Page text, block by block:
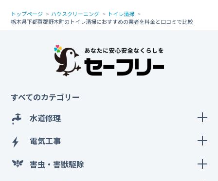
トップページ ハウスクリーニング
トイレ清掃
栃木県下都賀郡野木町のトイレ清掃におすすめの業者を料金と口コミで比較
すべてのカテゴリー
水道修理
電気工事
害虫・害獣駆除